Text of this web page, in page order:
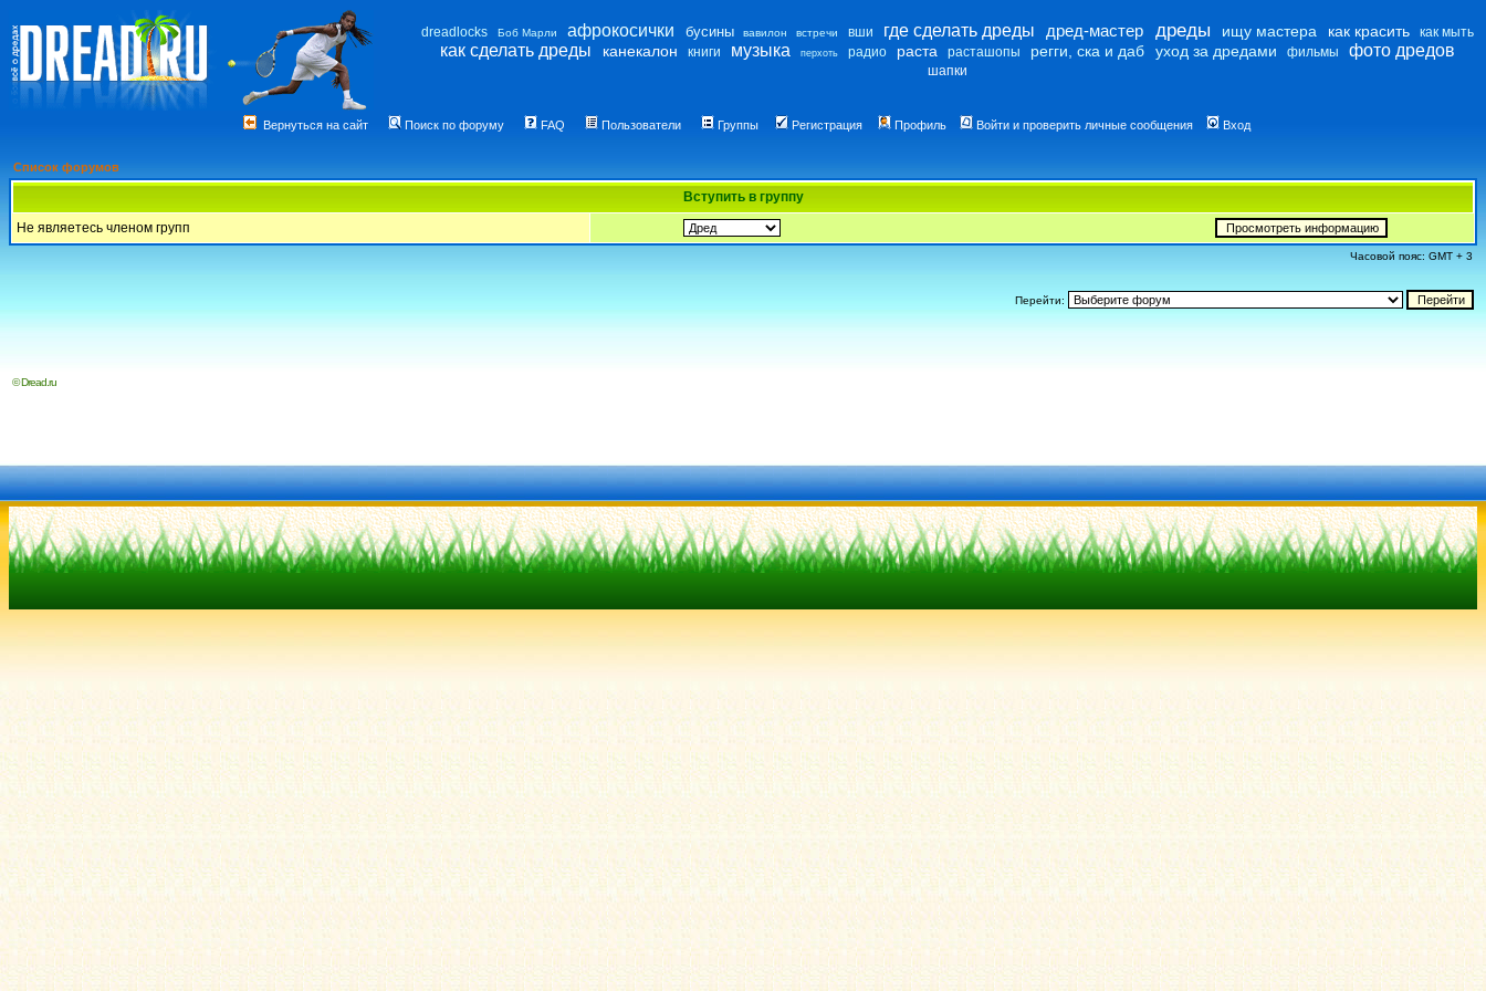
dreadlocks Боб Марли афрокосички бусины вавилон встречи вши где сделать дреды дред-мастер дреды ищу мастера как красить как мыть
как сделать дреды канекалон книги музыка перхоть радио раста расташопы регги, ска и даб уход за дредами фильмы фото дредов
шапки
Вернуться на сайт Поиск по форуму FAQ Пользователи Группы Регистрация Профиль Войти и проверить личные сообщения Вход
Список форумов
Вступить в группу
Не являетесь членом групп
Часовой пояс: GMT + 3
Перейти:
© Dread.ru